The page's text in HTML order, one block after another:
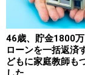
買い換え・家
の積立1万円な
（2）家計収支
46歳、貯金1800
ローンを一括返済
どもに家庭教師も